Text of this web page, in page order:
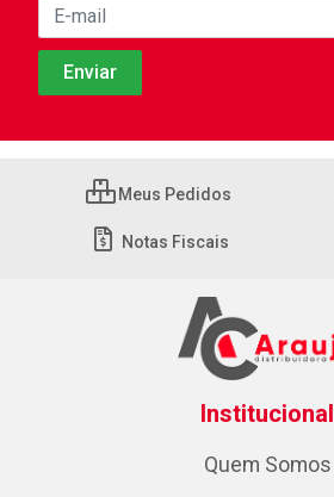
Meus Pedidos
Notas Fiscais
Institucional
Quem Somos